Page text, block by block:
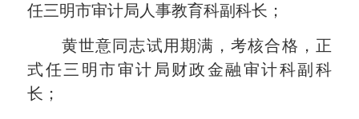
任三明市审计局人事教育科副科长；
黄世意同志试用期满，考核合格，正
式任三明市审计局财政金融审计科副科
长；